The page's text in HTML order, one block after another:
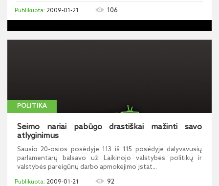
2009-01-21 106
POLITIKA
Seimo nariai pabūgo drastiškai mažinti savo
atlyginimus
Sausio 20-osios posėdyje 113 iš 115 posėdyje dalyvavusių
parlamentarų balsavo už Laikinojo valstybės politikų ir
valstybės pareigūnų darbo apmokėjimo įstat...
2009-01-21 92